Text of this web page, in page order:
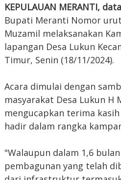
KEPULAUAN MERANTI,
Bupati Meranti Nomor
Muzamil melaksanakan
lapangan Desa Lukun
Timur, Senin (18/11/2024).
Acara dimulai dengan
masyarakat Desa Lukun H
mengucapkan terima
hadir dalam rangka
"Walaupun dalam 1,6
pembagunan yang telah